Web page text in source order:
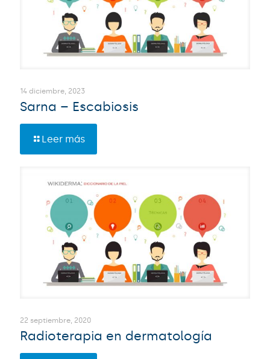
14 diciembre, 2023
Sarna – Escabiosis
Leer más
22 septiembre, 2020
Radioterapia en dermatología